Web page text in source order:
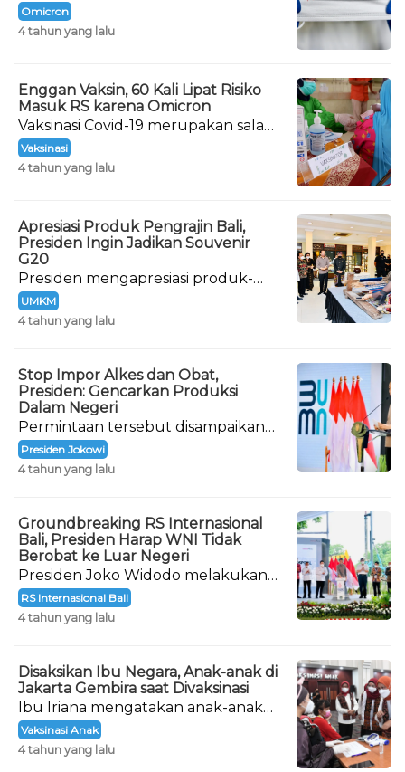
terdeteksi masuk ke Indonesia
sejak 15 Desember 2021.
Omicron
4 tahun yang lalu
Enggan Vaksin, 60 Kali Lipat Risiko
Masuk RS karena Omicron
Vaksinasi Covid-19 merupakan salah
satu cara agar tubuh mampu
menghadapi virus Corona.
Vaksinasi
4 tahun yang lalu
Apresiasi Produk Pengrajin Bali,
Presiden Ingin Jadikan Souvenir
G20
Presiden mengapresiasi produk-
produk buatan para pelaku
Industri Kecil Menengah (IKM) di
UMKM
4 tahun yang lalu
Stop Impor Alkes dan Obat,
Presiden: Gencarkan Produksi
Dalam Negeri
Permintaan tersebut disampaikan
langsung oleh Presiden Joko
Widodo saat meresmikan
Internasional Bali.
Presiden Jokowi
4 tahun yang lalu
Groundbreaking RS Internasional
Bali, Presiden Harap WNI Tidak
Berobat ke Luar Negeri
Presiden Joko Widodo melakukan
peletakan batu pertama atau
groundbreaking Rumah Sakit (RS)
RS Internasional Bali
4 tahun yang lalu
Disaksikan Ibu Negara, Anak-anak di
Jakarta Gembira saat Divaksinasi
Ibu Iriana mengatakan anak-anak
yang menjadi peserta dalam giat
vaksinasi ini tidak ada yang takut.
Vaksinasi Anak
4 tahun yang lalu